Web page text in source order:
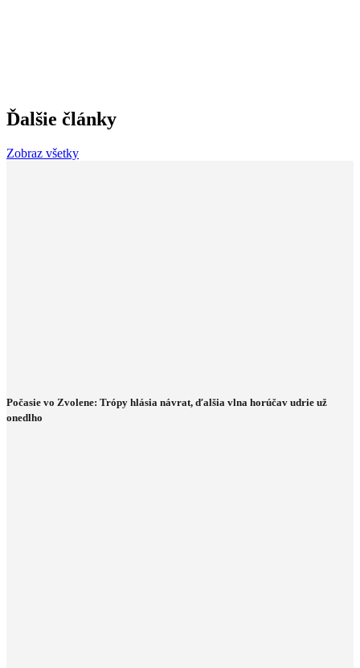
Ďalšie články
Zobraz všetky
Počasie vo Zvolene: Trópy hlásia návrat, ďalšia vlna horúčav udrie už
onedlho